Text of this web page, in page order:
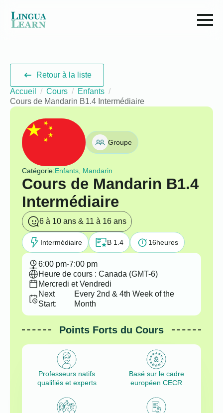
Retour à la liste
Accueil
Cours
Enfants
Cours de Mandarin B1.4 Intermédiaire
Groupe
Catégorie:Enfants, Mandarin
Cours de Mandarin B1.4
Intermédiaire
6 à 10 ans & 11 à 16 ans
Intermédiaire B 1.4 16heures
6:00 pm-7:00 pm
Heure de cours : Canada (GMT-6)
Mercredi et Vendredi
Next
Start:
Every 2nd & 4th Week of the
Month
Points Forts du Cours
Professeurs natifs
qualifiés et experts
Basé sur le cadre
européen CECR